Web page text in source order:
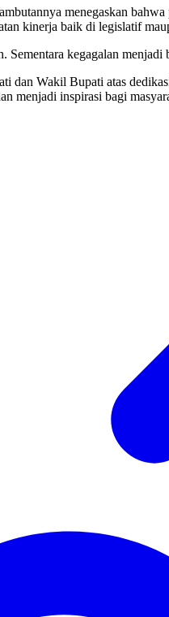
menegaskan
kinerja baik di legislatif
kegagalan
dan Wakil Bupati atas
menjadi inspirasi bagi